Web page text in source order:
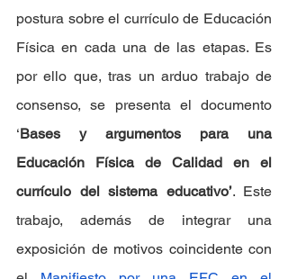
postura sobre el currículo de Educación
Física en cada una de las etapas. Es
por ello que, tras un arduo trabajo de
consenso, se presenta el documento
‘Bases y argumentos para una
Educación Física de Calidad en el
currículo del sistema educativo’. Este
trabajo, además de integrar una
exposición de motivos coincidente con